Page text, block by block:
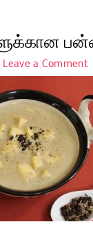
Leave a Comment